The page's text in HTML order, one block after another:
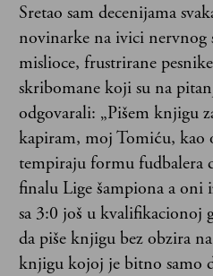
Sretao sam decenijama
novinarke na ivici nervnog
mislioce, frustrirane
skribomane koji su na
odgovarali: „Pišem knjigu
kapiram, moj Tomiću, kao
tempiraju formu fudbalera
finalu Lige šampiona a oni
sa 3:0 još u kvalifikacionoj
da piše knjigu bez obzira
knjigu kojoj je bitno samo